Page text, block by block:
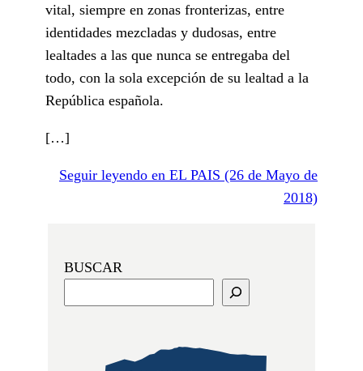
vital, siempre en zonas fronterizas, entre
identidades mezcladas y dudosas, entre
lealtades a las que nunca se entregaba del
todo, con la sola excepción de su lealtad a la
República española.
[…]
Seguir leyendo en EL PAIS (26 de Mayo de
2018)
BUSCAR